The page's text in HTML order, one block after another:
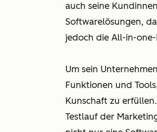
auch seine
Softwarelösungen,
jedoch die All-in-
Um sein
Funktionen und
Kunschaft zu
Testlauf der